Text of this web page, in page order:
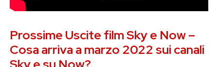
Prossime Uscite film Sky e Now –
Cosa arriva a marzo 2022 sui canali